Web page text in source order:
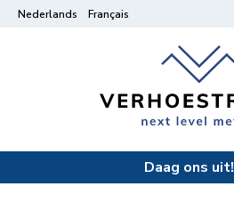
Nederlands Français
Daag ons uit!